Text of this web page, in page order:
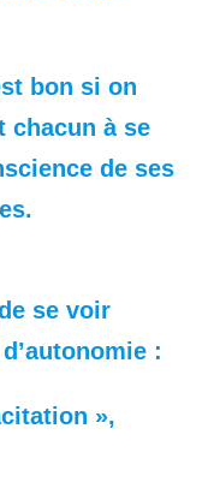
bon si on
chacun à se
de ses
se voir
:
»,